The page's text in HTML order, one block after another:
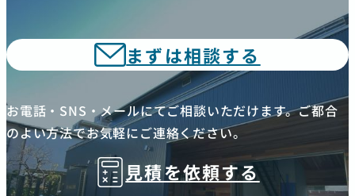
まずは相談する
お電話・SNS・メールにてご相談いただけます。ご都合
のよい方法でお気軽にご連絡ください。
見積を依頼する